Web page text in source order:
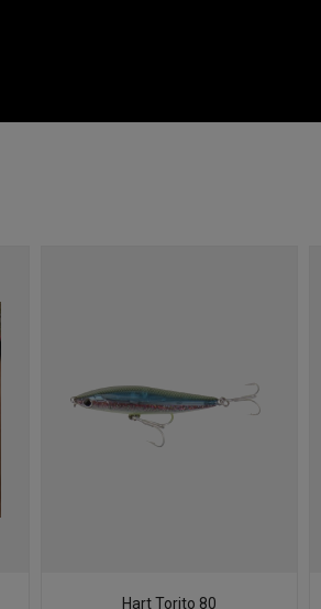
Hart Torito 80